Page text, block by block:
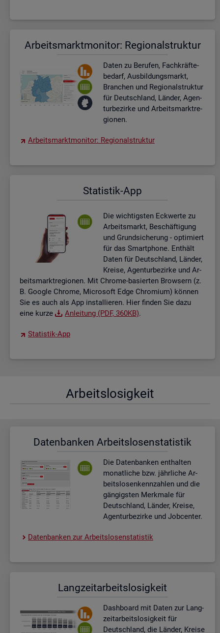
Ar­beits­markt­mo­ni­tor: Re­gio­nal­struk­tur
Daten zu Be­ru­fen, Fach­kräf­te­
be­darf, Aus­bil­dungs­markt,
Bran­chen und Re­gio­nal­struk­tur
für Deutsch­land, Län­der, Agen­
tur­be­zir­ke und Ar­beits­markt­re­
gio­nen.
Ar­beits­markt­mo­ni­tor: Re­gio­nal­struk­tur
Sta­tis­tik-App
Die wich­tigs­ten Eck­wer­te zu
Ar­beits­markt, Be­schäf­ti­gung
und Grund­si­che­rung - op­ti­miert
für das Smart­pho­ne. Ent­hält
Daten für Deutsch­land, Län­der,
Krei­se, Agen­tur­be­zir­ke und Ar­
beits­markt­re­gio­nen. Mit Chro­me-ba­sier­ten Brow­sern (z.
B. Goog­le Chro­me, Mi­cro­soft Edge Chro­mi­um) kön­nen
Sie es auch als App in­stal­lie­ren. Hier fin­den Sie dazu
eine kurze
An­lei­tung (PDF, 360KB).
Sta­tis­tik-App
Ar­beits­lo­sig­keit
Da­ten­ban­ken Ar­beits­lo­sen­sta­tis­tik
Die Da­ten­ban­ken ent­hal­ten
mo­nat­li­che bzw. jähr­li­che Ar­
beits­lo­sen­kenn­zah­len und die
gän­gigs­ten Merk­ma­le für
Deutsch­land, Län­der, Krei­se,
Agen­tur­be­zir­ke und Job­cen­ter.
Da­ten­ban­ken zur Ar­beits­lo­sen­sta­tis­tik
Lang­zeit­ar­beits­lo­sig­keit
Dash­board mit Daten zur Lang­
zeit­ar­beits­lo­sig­keit für
Deutsch­land, die Län­der, Krei­se